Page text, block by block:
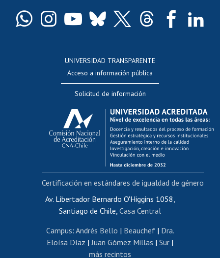
Docentes
Evaluación docente
Calificación académica
Postulación al AUCAI
Funcionarias/os
Cursos internos de capacitación
Bienestar del personal
Portal de movilidad interna
Certificado de renta
Certificado de renta honorarios
Editar páginas blancas
UNIVERSIDAD TRANSPARENTE
Acceso a información pública
Solicitud de información
Av. Libertador Bernardo O'Higgins 1058,
Santiago de Chile, Casa Central
Campus: Andrés Bello | Beauchef| Dra.
Eloísa Díaz |Juan Gómez Millas | Sur |
más recintos
Certificación en estándares de igualdad de género